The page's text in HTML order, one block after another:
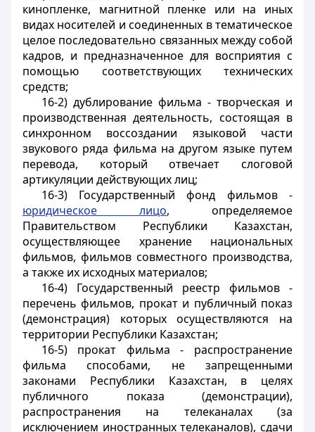
кинопленке, магнитной пленке или на иных
видах носителей и соединенных в тематическое
целое последовательно связанных между собой
кадров, и предназначенное для восприятия с
помощью соответствующих технических
средств;
16-2) дублирование фильма - творческая и
производственная деятельность, состоящая в
синхронном воссоздании языковой части
звукового ряда фильма на другом языке путем
перевода, который отвечает слоговой
артикуляции действующих лиц;
16-3) Государственный фонд фильмов -
юридическое лицо, определяемое
Правительством Республики Казахстан,
осуществляющее хранение национальных
фильмов, фильмов совместного производства,
а также их исходных материалов;
16-4) Государственный реестр фильмов -
перечень фильмов, прокат и публичный показ
(демонстрация) которых осуществляются на
территории Республики Казахстан;
16-5) прокат фильма - распространение
фильма способами, не запрещенными
законами Республики Казахстан, в целях
публичного показа (демонстрации),
распространения на телеканалах (за
исключением иностранных телеканалов), сдачи